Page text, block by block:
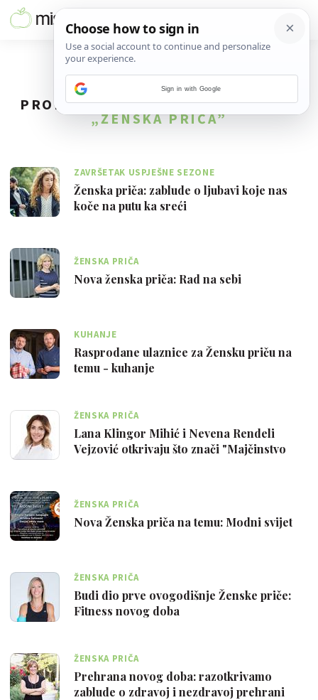
PRONAĐENO19REZULTATA ZA TAG
„ŽENSKA PRIČA”
ZAVRŠETAK USPJEŠNE SEZONE
Ženska priča: zablude o ljubavi koje nas
koče na putu ka sreći
ŽENSKA PRIČA
Nova ženska priča: Rad na sebi
KUHANJE
Rasprodane ulaznice za Žensku priču na
temu - kuhanje
ŽENSKA PRIČA
Lana Klingor Mihić i Nevena Rendeli
Vejzović otkrivaju što znači "Majčinstvo
ŽENSKA PRIČA
Nova Ženska priča na temu: Modni svijet
ŽENSKA PRIČA
Budi dio prve ovogodišnje Ženske priče:
Fitness novog doba
ŽENSKA PRIČA
Prehrana novog doba: razotkrivamo
zablude o zdravoj i nezdravoj prehrani
Sign in with Google